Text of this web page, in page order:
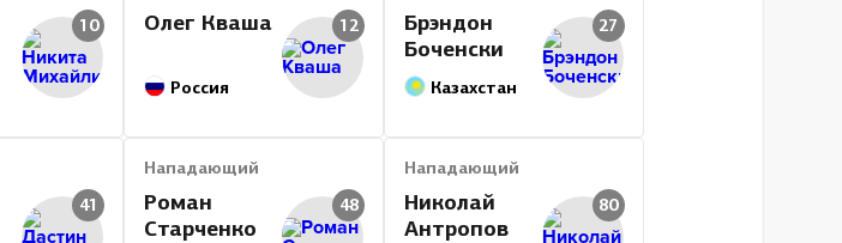
10 Олег Кваша
Россия
12
Брэндон
Боченски
Казахстан
27
41
Нападающий
Роман
Старченко
48
Нападающий
Николай
Антропов
80